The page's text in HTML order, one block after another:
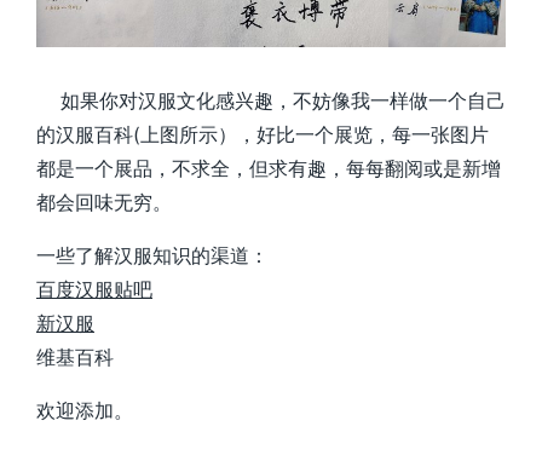
如果你对汉服文化感兴趣，不妨像我一样做一个自己
的汉服百科(上图所示），好比一个展览，每一张图片
都是一个展品，不求全，但求有趣，每每翻阅或是新增
都会回味无穷。
一些了解汉服知识的渠道：
百度汉服贴吧
新汉服
维基百科
欢迎添加。